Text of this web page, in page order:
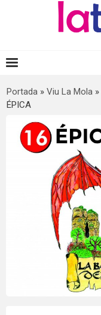
Portada » Viu La Mola »
ÉPICA